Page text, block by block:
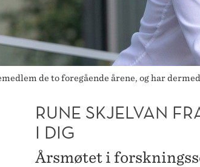
de to foregående årene, og har
RUNE SKJELVAN
I DIG
Årsmøtet i